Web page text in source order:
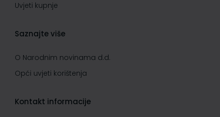
Uvjeti kupnje
Saznajte više
O Narodnim novinama d.d.
Opći uvjeti korištenja
Kontakt informacije